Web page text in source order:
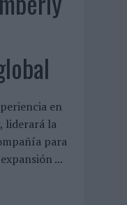
en
liderará la
para
...